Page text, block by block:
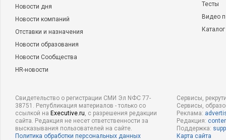
Новости дня
Новости компаний
Отставки и назначения
Новости образования
Новости Сообщества
HR-новости
Тесты
Видео
Свидетельство о регистрации СМИ Эл NФС 77-
38751. Републикация материалов - только со
ссылкой на Executive.ru, с разрешения редакции
сайта. Редакция не несет ответственности за
высказывания пользователей на сайте.
Политика обработки персональных данных
Сервисы,
Сервисы,
Реклама:
Редакция:
Поддержка:
Карта сайта